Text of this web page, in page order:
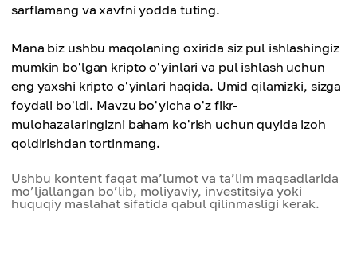
sarflamang va xavfni yodda tuting.
Mana biz ushbu maqolaning oxirida siz pul ishlashingiz
mumkin bo'lgan kripto o'yinlari va pul ishlash uchun
eng yaxshi kripto o'yinlari haqida. Umid qilamizki, sizga
foydali bo'ldi. Mavzu bo'yicha o'z fikr-
mulohazalaringizni baham ko'rish uchun quyida izoh
qoldirishdan tortinmang.
Ushbu kontent faqat ma’lumot va ta’lim maqsadlarida
mo’ljallangan bo’lib, moliyaviy, investitsiya yoki
huquqiy maslahat sifatida qabul qilinmasligi kerak.